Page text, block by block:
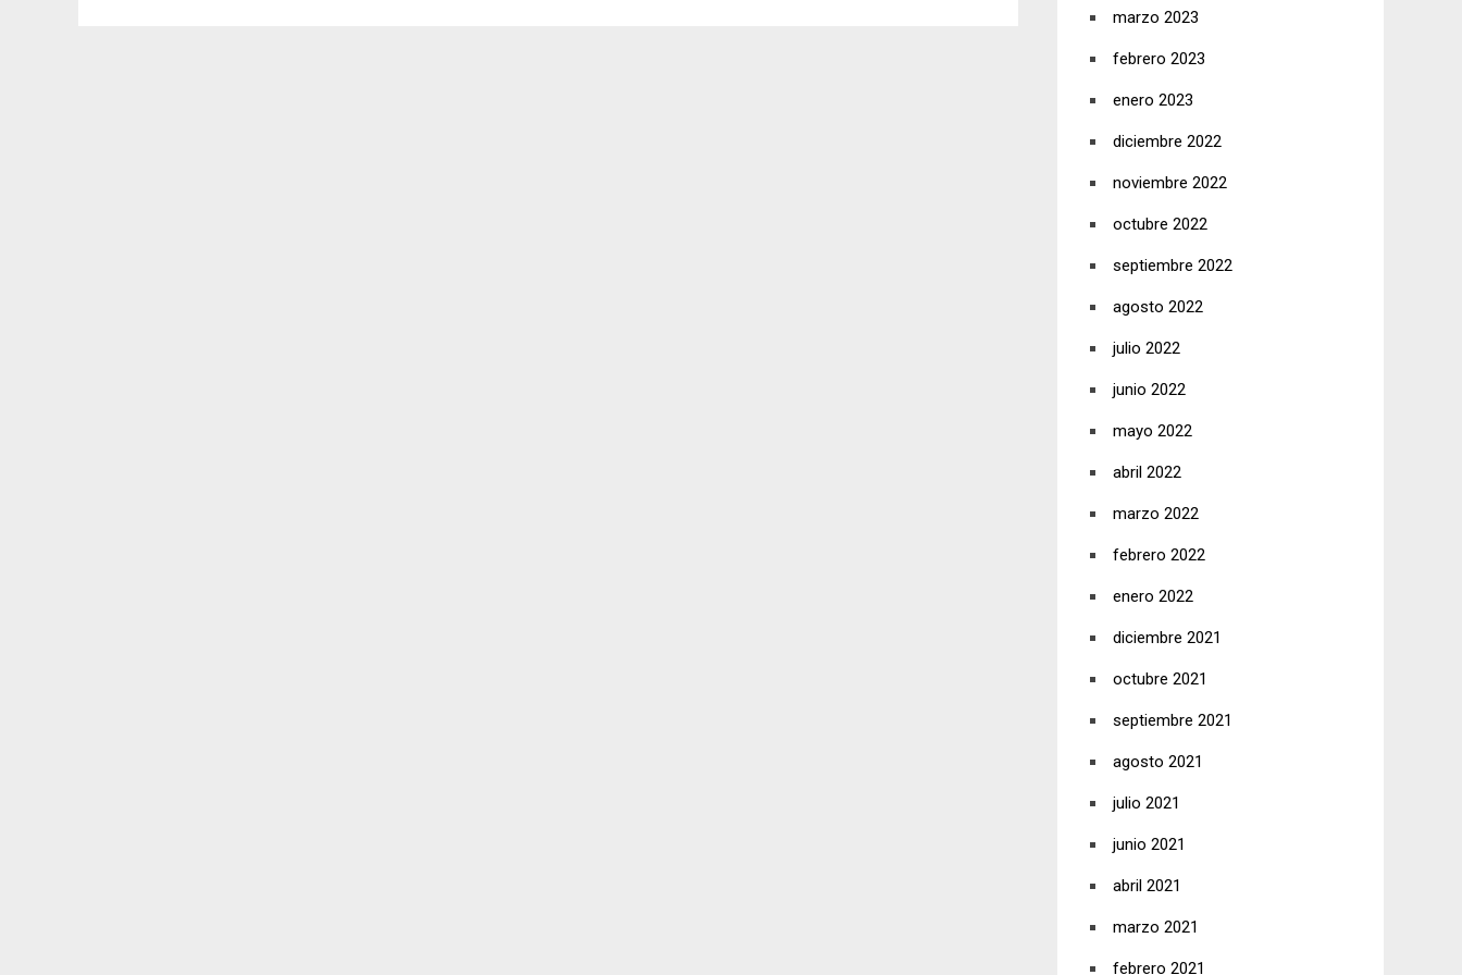
marzo 2023
febrero 2023
enero 2023
diciembre 2022
noviembre 2022
octubre 2022
septiembre 2022
agosto 2022
julio 2022
junio 2022
mayo 2022
abril 2022
marzo 2022
febrero 2022
enero 2022
diciembre 2021
octubre 2021
septiembre 2021
agosto 2021
julio 2021
junio 2021
abril 2021
marzo 2021
febrero 2021